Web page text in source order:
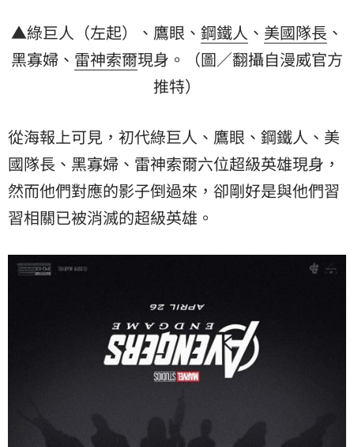
▲綠巨人（左起）、鷹眼、 鋼鐵人 、 美國隊長 、
黑寡婦、 雷神索爾現身。（圖／翻攝自漫威官方
推特）
從海報上可見，初代綠巨人、鷹眼、鋼鐵人、美
國隊長、黑寡婦、雷神索爾六位超級英雄現身，
然而他們對應的影子倒過來，卻剛好是與他們習
習相關已被消滅的超級英雄。